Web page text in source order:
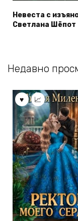
Невеста с
Светлана Шёпот
Недавно